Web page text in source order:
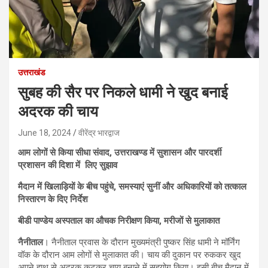
उत्तराखंड
सुबह की सैर पर निकले धामी ने खुद बनाई
अदरक की चाय
June 18, 2024 वीरेंद्र भारद्वाज
आम लोगों से किया सीधा संवाद, उत्तराखण्ड में सुशासन और पारदर्शी
प्रशासन की दिशा में लिए सुझाव
मैदान में खिलाड़ियों के बीच पहुंचे, समस्याएं सुनीं और अधिकारियों को तत्काल
निस्तारण के दिए निर्देश
बीडी पाण्डेय अस्पताल का औचक निरीक्षण किया, मरीजों से मुलाकात
नैनीताल। नैनीताल प्रवास के दौरान मुख्यमंत्री पुष्कर सिंह धामी ने मॉर्निंग
वॉक के दौरान आम लोगों से मुलाकात की। चाय की दुकान पर रुककर खुद